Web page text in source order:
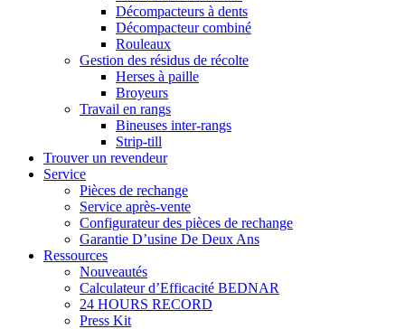
Décompacteurs à dents
Décompacteur combiné
Rouleaux
Gestion des résidus de récolte
Herses à paille
Broyeurs
Travail en rangs
Bineuses inter-rangs
Strip-till
Trouver un revendeur
Service
Pièces de rechange
Service après-vente
Configurateur des pièces de rechange
Garantie D’usine De Deux Ans
Ressources
Nouveautés
Calculateur d’Efficacité BEDNAR
24 HOURS RECORD
Press Kit